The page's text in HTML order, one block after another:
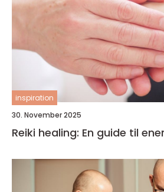
inspiration
30. November 2025
Reiki healing: En guide til